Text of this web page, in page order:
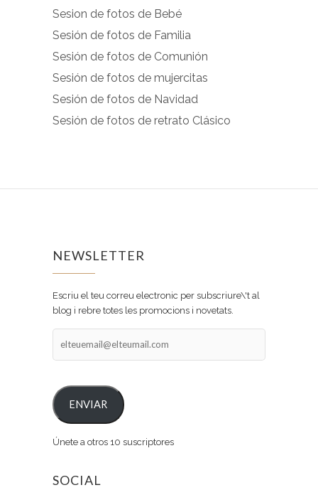
Sesion de fotos de Bebé
Sesión de fotos de Familia
Sesión de fotos de Comunión
Sesión de fotos de mujercitas
Sesión de fotos de Navidad
Sesión de fotos de retrato Clásico
NEWSLETTER
Escriu el teu correu electronic per subscriure\'t al
blog i rebre totes les promocions i novetats.
ENVIAR
Únete a otros 10 suscriptores
SOCIAL